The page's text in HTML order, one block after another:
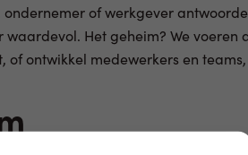
of werkgever
Het geheim? We voeren
of ontwikkel medewerkers en